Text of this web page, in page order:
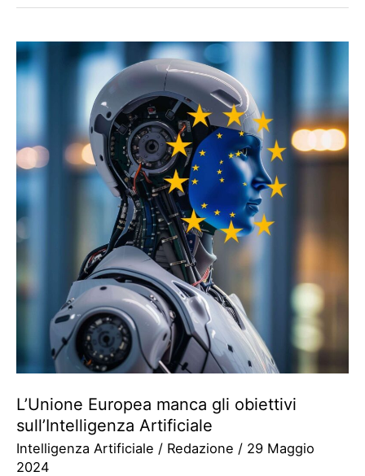
L’Unione Europea manca gli obiettivi
sull’Intelligenza Artificiale
Intelligenza Artificiale / Redazione / 29 Maggio
2024